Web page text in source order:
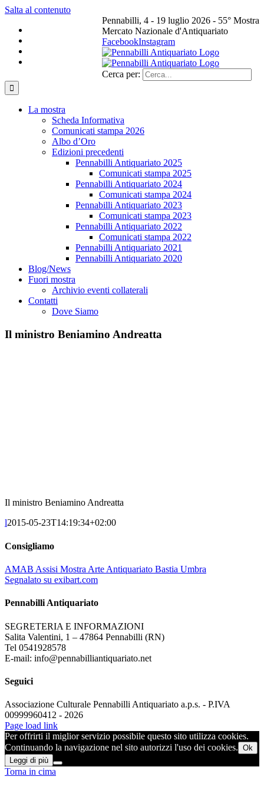
Salta al contenuto
Pennabilli, 4 - 19 luglio 2026 - 55° Mostra
Mercato Nazionale d'Antiquariato
FacebookInstagram
Cerca per:
La mostra
Scheda Informativa
Comunicati stampa 2026
Albo d’Oro
Edizioni precedenti
Pennabilli Antiquariato 2025
Comunicati stampa 2025
Pennabilli Antiquariato 2024
Comunicati stampa 2024
Pennabilli Antiquariato 2023
Comunicati stampa 2023
Pennabilli Antiquariato 2022
Comunicati stampa 2022
Pennabilli Antiquariato 2021
Pennabilli Antiquariato 2020
Blog/News
Fuori mostra
Archivio eventi collaterali
Contatti
Dove Siamo
Il ministro Beniamino Andreatta
Il ministro Beniamino Andreatta
l2015-05-23T14:19:34+02:00
Consigliamo
AMAB Assisi Mostra Arte Antiquariato Bastia Umbra
Segnalato su exibart.com
Pennabilli Antiquariato
SEGRETERIA E INFORMAZIONI
Salita Valentini, 1 – 47864 Pennabilli (RN)
Tel 0541928578
E-mail: info@pennabilliantiquariato.net
Seguici
Associazione Culturale Pennabilli Antiquariato a.p.s. - P.IVA
00999960412 - 2026
Page load link
Per offrirti il miglior servizio possibile questo sito utilizza cookies.
Continuando la navigazione nel sito autorizzi l'uso dei cookies. Ok
Leggi di più
Torna in cima